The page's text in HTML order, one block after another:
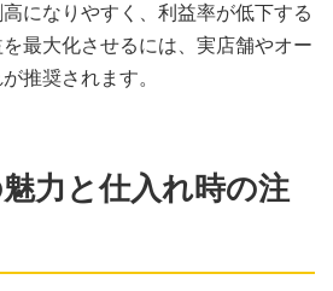
になりやすく、利益率が低下する
最大化させるには、実店舗やオー
推奨されます。
力と仕入れ時の注